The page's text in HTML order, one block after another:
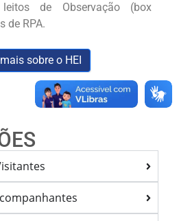
de Observação (box
de RPA.
sobre o HEI